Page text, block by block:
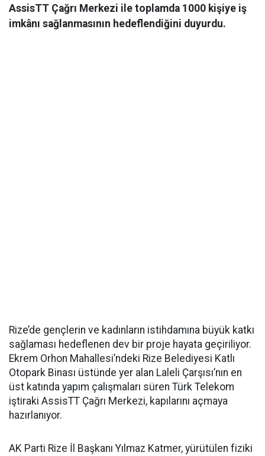
AssisTT Çağrı Merkezi ile toplamda 1000 kişiye iş
imkânı sağlanmasının hedeflendiğini duyurdu.
Rize’de gençlerin ve kadınların istihdamına büyük katkı
sağlaması hedeflenen dev bir proje hayata geçiriliyor.
Ekrem Orhon Mahallesi’ndeki Rize Belediyesi Katlı
Otopark Binası üstünde yer alan Laleli Çarşısı’nın en
üst katında yapım çalışmaları süren Türk Telekom
iştiraki AssisTT Çağrı Merkezi, kapılarını açmaya
hazırlanıyor.
AK Parti Rize İl Başkanı Yılmaz Katmer, yürütülen fiziki